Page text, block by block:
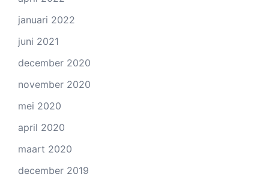
januari 2022
juni 2021
december 2020
november 2020
mei 2020
april 2020
maart 2020
december 2019